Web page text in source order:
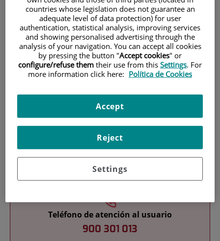
Investigación
Teléfono de atención al usuario
900 301 013
countries whose legislation does not guarantee an
adequate level of data protection) for user
authentication, statistical analysis, improving services
and showing personalised advertising through the
analysis of your navigation. You can accept all cookies
by pressing the button "Accept cookies" or
configure/refuse them their use from this Settings. For
more information click here: Política de Cookies
Settings
Reject
Accept